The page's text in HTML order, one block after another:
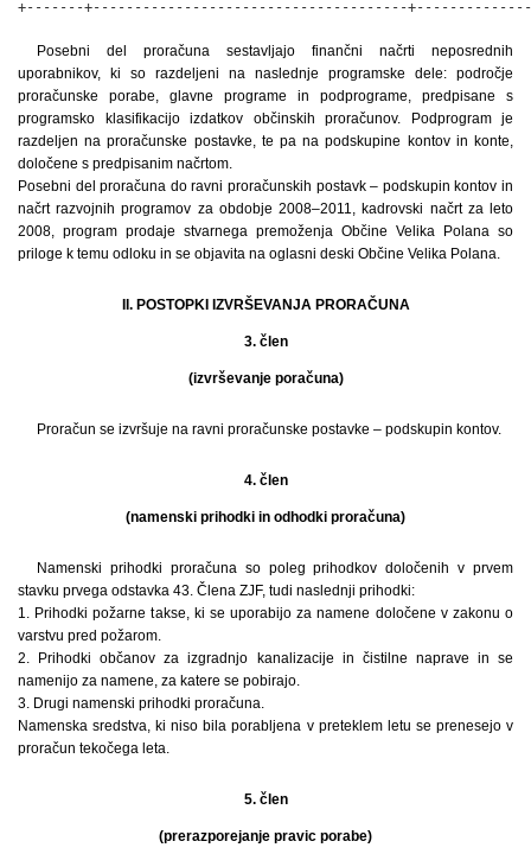
Posebni del proračuna sestavljajo finančni načrti neposrednih
uporabnikov, ki so razdeljeni na naslednje programske dele: področje
proračunske porabe, glavne programe in podprograme, predpisane s
programsko klasifikacijo izdatkov občinskih proračunov. Podprogram je
razdeljen na proračunske postavke, te pa na podskupine kontov in konte,
določene s predpisanim načrtom.
Posebni del proračuna do ravni proračunskih postavk – podskupin kontov in
načrt razvojnih programov za obdobje 2008–2011, kadrovski načrt za leto
2008, program prodaje stvarnega premoženja Občine Velika Polana so
priloge k temu odloku in se objavita na oglasni deski Občine Velika Polana.
II. POSTOPKI IZVRŠEVANJA PRORAČUNA
3. člen
(izvrševanje poračuna)
Proračun se izvršuje na ravni proračunske postavke – podskupin kontov.
4. člen
(namenski prihodki in odhodki proračuna)
Namenski prihodki proračuna so poleg prihodkov določenih v prvem
stavku prvega odstavka 43. Člena ZJF, tudi naslednji prihodki:
1. Prihodki požarne takse, ki se uporabijo za namene določene v zakonu o
varstvu pred požarom.
2. Prihodki občanov za izgradnjo kanalizacije in čistilne naprave in se
namenijo za namene, za katere se pobirajo.
3. Drugi namenski prihodki proračuna.
Namenska sredstva, ki niso bila porabljena v preteklem letu se prenesejo v
proračun tekočega leta.
5. člen
(prerazporejanje pravic porabe)